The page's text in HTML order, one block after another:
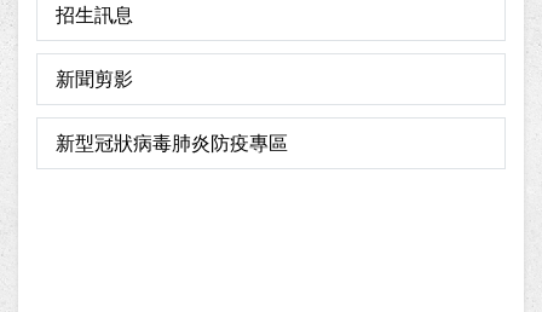
招生訊息
新聞剪影
新型冠狀病毒肺炎防疫專區